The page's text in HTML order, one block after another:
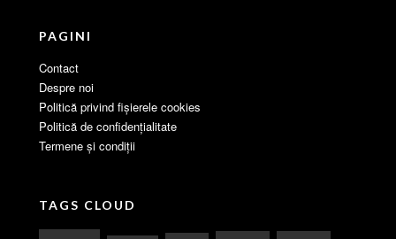
PAGINI
Contact
Despre noi
Politică privind fișierele cookies
Politică de confidențialitate
Termene și condiții
TAGS CLOUD